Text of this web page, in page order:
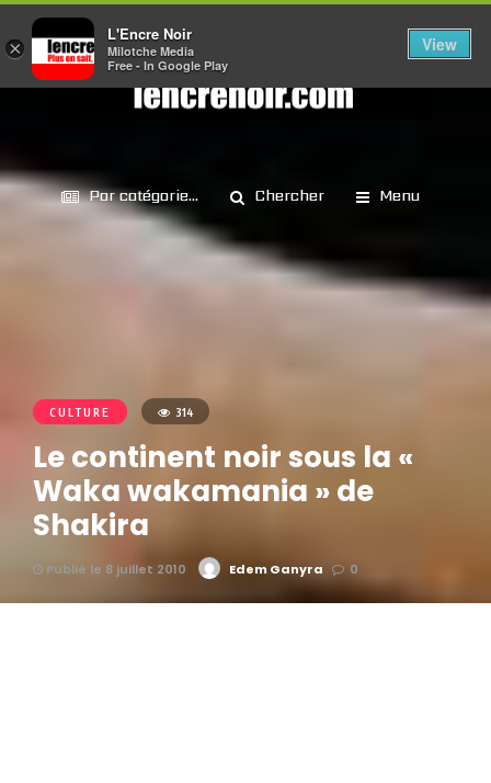
Par catégorie... Chercher Menu
CULTURE 314
Le continent noir sous la «
Waka wakamania » de
Shakira
Publié le 8 juillet 2010 Edem Ganyra 0
×
L'Encre Noir
Milotche Media
Free - In Google Play
View